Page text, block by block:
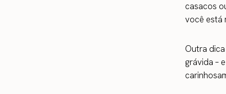
casacos
você está
Outra
grávida –